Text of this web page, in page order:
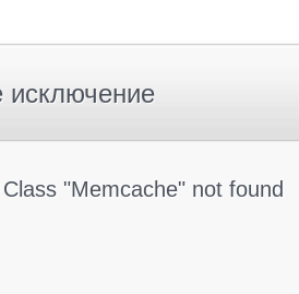
исключение
"Memcache" not found